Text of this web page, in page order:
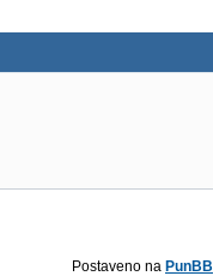
Postaveno na PunBB